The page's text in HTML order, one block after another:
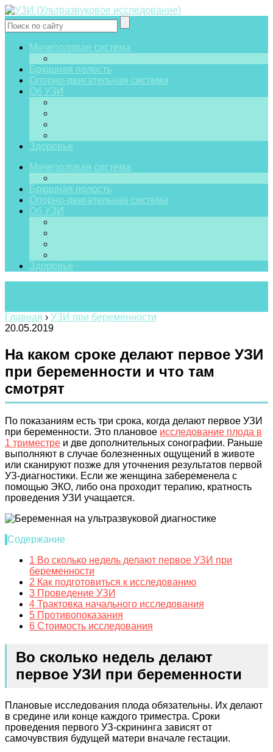
Мочеполовая система
Брюшная полость
Опорно-двигательная система
Об УЗИ
Здоровье
Мочеполовая система
Брюшная полость
Опорно-двигательная система
Об УЗИ
Здоровье
Главная › УЗИ при беременности
20.05.2019
На каком сроке делают первое УЗИ
при беременности и что там
смотрят
По показаниям есть три срока, когда делают первое УЗИ
при беременности. Это плановое исследование плода в
1 триместре и две дополнительных сонографии. Раньше
выполняют в случае болезненных ощущений в животе
или сканируют позже для уточнения результатов первой
УЗ-диагностики. Если же женщина забеременела с
помощью ЭКО, либо она проходит терапию, кратность
проведения УЗИ учащается.
Содержание
1 Во сколько недель делают первое УЗИ при
беременности
2 Как подготовиться к исследованию
3 Проведение УЗИ
4 Трактовка начального исследования
5 Противопоказания
6 Стоимость исследования
Во сколько недель делают
первое УЗИ при беременности
Плановые исследования плода обязательны. Их делают
в средине или конце каждого триместра. Сроки
проведения первого УЗ-скрининга зависят от
самочувствия будущей матери вначале гестации.